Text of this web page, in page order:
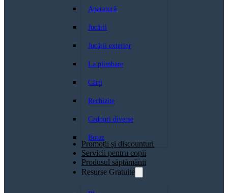
Aparatură
Jucării
Jucării exterior
La plimbare
Cărți
Rechizite
Cadouri diverse
Botez
Promoții și discounturi
Servicii pentru copii
Produsul săptămănii
Resurse Gratuite